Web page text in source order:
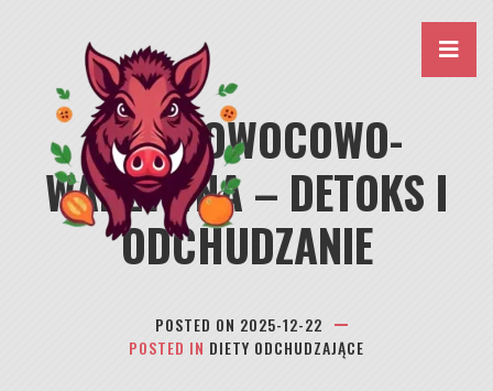
DIETA OWOCOWO-
WARZYWNA – DETOKS I
ODCHUDZANIE
POSTED ON 2025-12-22
POSTED IN DIETY ODCHUDZAJĄCE